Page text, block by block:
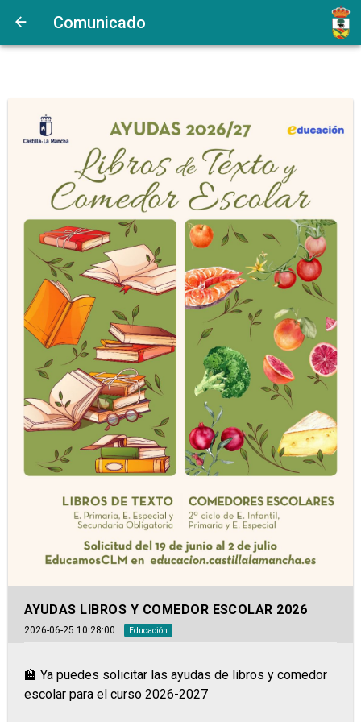
Comunicado
AYUDAS LIBROS Y COMEDOR ESCOLAR 2026
2026-06-25 10:28:00 Educación
🏫 Ya puedes solicitar las ayudas de libros y comedor
escolar para el curso 2026-2027